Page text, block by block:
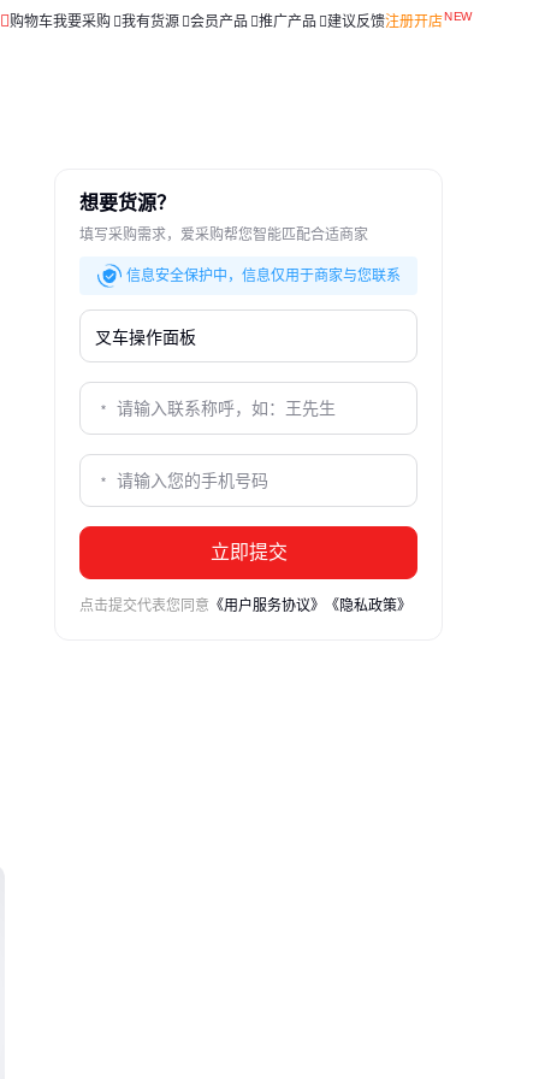
购物车我要采购 我有货源 会员产品 推广产品 建议反馈注册开店
想要货源？
填写采购需求，爱采购帮您智能匹配合适商家
信息安全保护中，信息仅用于商家与您联系
立即提交
点击提交代表您同意 《用户服务协议》 《隐私政策》